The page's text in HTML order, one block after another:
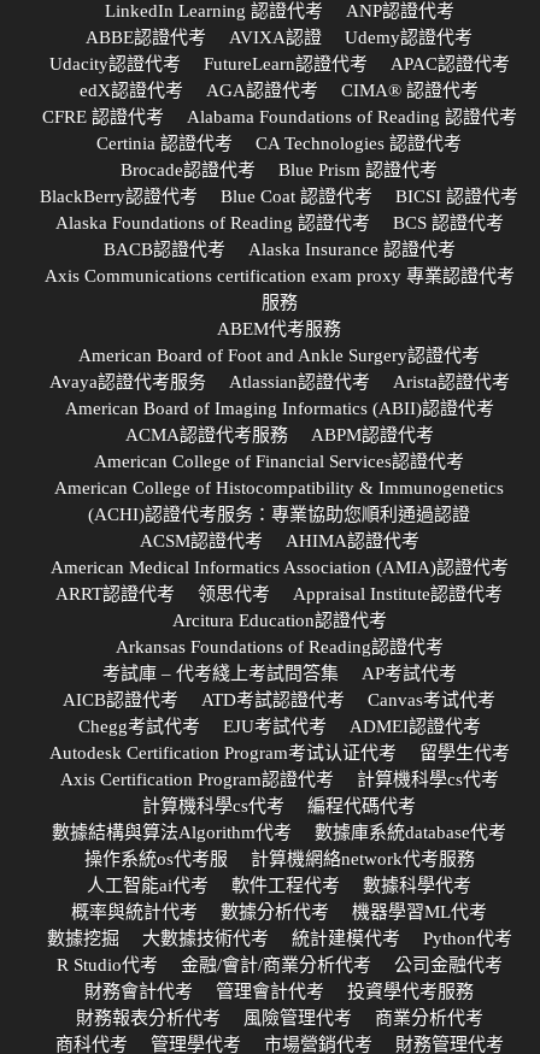
LinkedIn Learning 認證代考
ANP認證代考
ABBE認證代考
AVIXA認證
Udemy認證代考
Udacity認證代考
FutureLearn認證代考
APAC認證代考
edX認證代考
AGA認證代考
CIMA® 認證代考
CFRE 認證代考
Alabama Foundations of Reading 認證代考
Certinia 認證代考
CA Technologies 認證代考
Brocade認證代考
Blue Prism 認證代考
BlackBerry認證代考
Blue Coat 認證代考
BICSI 認證代考
Alaska Foundations of Reading 認證代考
BCS 認證代考
BACB認證代考
Alaska Insurance 認證代考
Axis Communications certification exam proxy 專業認證代考
服務
ABEM代考服務
American Board of Foot and Ankle Surgery認證代考
Avaya認證代考服务
Atlassian認證代考
Arista認證代考
American Board of Imaging Informatics (ABII)認證代考
ACMA認證代考服務
ABPM認證代考
American College of Financial Services認證代考
American College of Histocompatibility & Immunogenetics
(ACHI)認證代考服务：專業協助您順利通過認證
ACSM認證代考
AHIMA認證代考
American Medical Informatics Association (AMIA)認證代考
ARRT認證代考
领思代考
Appraisal Institute認證代考
Arcitura Education認證代考
Arkansas Foundations of Reading認證代考
考試庫 – 代考綫上考試問答集
AP考試代考
AICB認證代考
ATD考試認證代考
Canvas考试代考
Chegg考試代考
EJU考試代考
ADMEI認證代考
Autodesk Certification Program考试认证代考
留學生代考
Axis Certification Program認證代考
計算機科學cs代考
計算機科學cs代考
編程代碼代考
數據結構與算法Algorithm代考
數據庫系統database代考
操作系統os代考服
計算機網絡network代考服務
人工智能ai代考
軟件工程代考
數據科學代考
概率與統計代考
數據分析代考
機器學習ML代考
數據挖掘
大數據技術代考 統計建模代考
Python代考
R Studio代考
金融/會計/商業分析代考
公司金融代考
財務會計代考
管理會計代考
投資學代考服務
財務報表分析代考
風險管理代考
商業分析代考
商科代考
管理學代考 市場營銷代考 財務管理代考